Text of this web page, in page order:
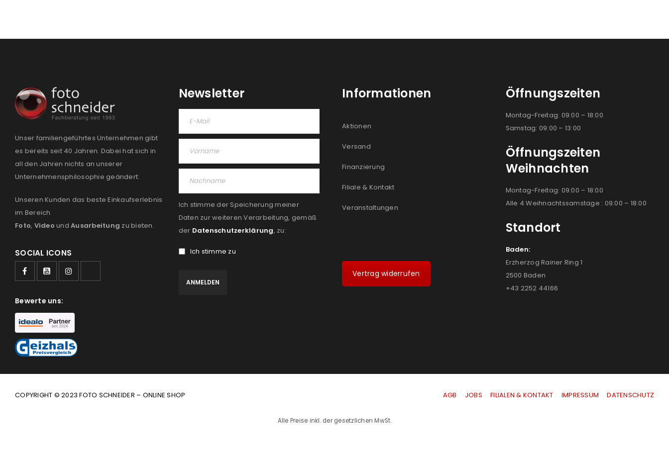
Unser familiengeführtes Unternehmen gibt
es bereits seit 40 Jahren. Dabei hat sich in
all den Jahren nichts an unserer
Unternehmensphilosophie geändert:
Unseren Kunden das beste Einkaufserlebnis
im Bereich
Foto, Video und Ausarbeitung zu bieten.
SOCIAL ICONS
Bewerte uns:
Newsletter
Ich stimme der Speicherung meiner
Daten zur weiteren Verarbeitung, gemäß
der Datenschutzerklärung, zu:
Ich stimme zu
Informationen
Aktionen
Versand
Finanzierung
Filiale & Kontakt
Veranstaltungen
Vertrag widerrufen
Öffnungszeiten
Montag-Freitag: 09:00 – 18:00
Samstag: 09:00 – 13:00
Öffnungszeiten
Weihnachten
Montag-Freitag: 09:00 – 18:00
Alle 4 Weihnachtssamstage : 09:00 – 18:00
Standort
Baden:
Erzherzog Rainer Ring 1
2500 Baden
+43 2252 44166
COPYRIGHT © 2023 FOTO SCHNEIDER – ONLINE SHOP AGB JOBS FILIALEN & KONTAKT IMPRESSUM |DATENSCHUTZ
Alle Preise inkl. der gesetzlichen MwSt.